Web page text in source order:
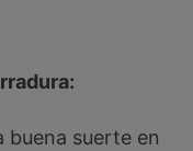
buena suerte en